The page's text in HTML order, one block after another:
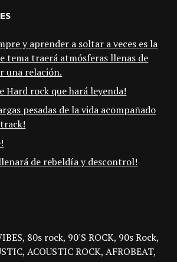
y aprender a soltar a veces es la
tema traerá atmósferas llenas de
una relación.
Hard rock que hará leyenda!
pesadas de la vida acompañado
de rebeldía y descontrol!
80s rock 90'S ROCK 90s Rock
ACOUSTIC ROCK AFROBEAT